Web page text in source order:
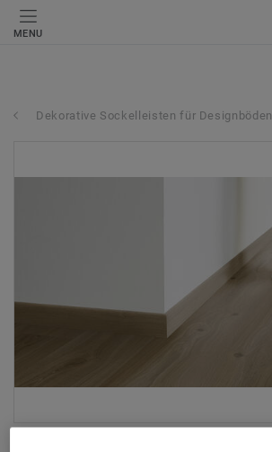
MENU
Dekorative Sockelleisten für Designböden